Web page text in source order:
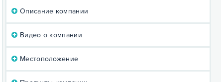
Описание компании
Видео о компании
Местоположение